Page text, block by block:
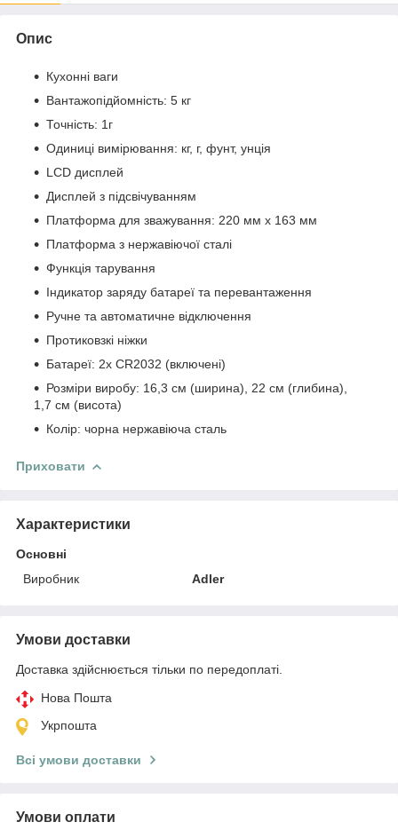
Опис
Кухонні ваги
Вантажопідйомність: 5 кг
Точність: 1г
Одиниці вимірювання: кг, г, фунт, унція
LCD дисплей
Дисплей з підсвічуванням
Платформа для зважування: 220 мм x 163 мм
Платформа з нержавіючої сталі
Функція тарування
Індикатор заряду батареї та перевантаження
Ручне та автоматичне відключення
Протиковзкі ніжки
Батареї: 2x CR2032 (включені)
Розміри виробу: 16,3 см (ширина), 22 см (глибина),
1,7 см (висота)
Колір: чорна нержавіюча сталь
Приховати
Характеристики
Основні
Виробник
Adler
Умови доставки
Доставка здійснюється тільки по передоплаті.
Нова Пошта
Укрпошта
Всі умови доставки
Умови оплати